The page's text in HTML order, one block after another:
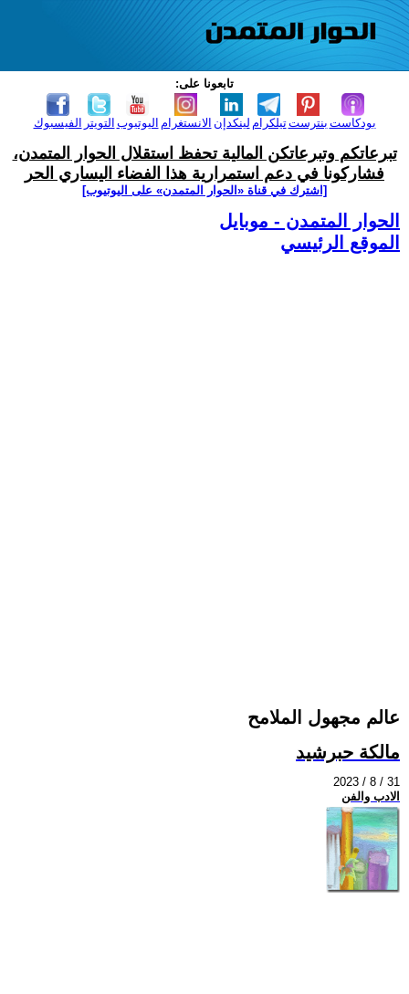
تابعونا على:
الفيسبوك التويتر اليوتيوب الانستغرام لينكدإن تيلكرامبنترست بودكاست
تبرعاتكم وتبرعاتكن المالية تحفظ استقلال الحوار المتمدن،
فشاركونا في دعم استمرارية هذا الفضاء اليساري الحر
[اشترك في قناة ‫«الحوار المتمدن» على اليوتيوب]
الحوار المتمدن - موبايل
الموقع الرئيسي
عالم مجهول الملامح
مالكة حبرشيد
2023 / 8 / 31
الادب والفن